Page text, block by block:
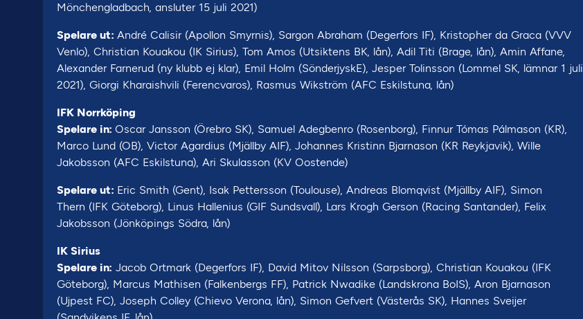
Mönchengladbach, ansluter 15 juli 2021)
Spelare ut: André Calisir (Apollon Smyrnis), Sargon Abraham (Degerfors IF), Kristopher da Graca (VVV
Venlo), Christian Kouakou (IK Sirius), Tom Amos (Utsiktens BK, lån), Adil Titi (Brage, lån), Amin Affane,
Alexander Farnerud (ny klubb ej klar), Emil Holm (SönderjyskE), Jesper Tolinsson (Lommel SK, lämnar 1 juli
2021), Giorgi Kharaishvili (Ferencvaros), Rasmus Wikström (AFC Eskilstuna, lån)
IFK Norrköping
Spelare in: Oscar Jansson (Örebro SK), Samuel Adegbenro (Rosenborg), Finnur Tómas Pálmason (KR),
Marco Lund (OB), Victor Agardius (Mjällby AIF), Johannes Kristinn Bjarnason (KR Reykjavik), Wille
Jakobsson (AFC Eskilstuna), Ari Skulasson (KV Oostende)
Spelare ut: Eric Smith (Gent), Isak Pettersson (Toulouse), Andreas Blomqvist (Mjällby AIF), Simon
Thern (IFK Göteborg), Linus Hallenius (GIF Sundsvall), Lars Krogh Gerson (Racing Santander), Felix
Jakobsson (Jönköpings Södra, lån)
IK Sirius
Spelare in: Jacob Ortmark (Degerfors IF), David Mitov Nilsson (Sarpsborg), Christian Kouakou (IFK
Göteborg), Marcus Mathisen (Falkenbergs FF), Patrick Nwadike (Landskrona BoIS), Aron Bjarnason
(Ujpest FC), Joseph Colley (Chievo Verona, lån), Simon Gefvert (Västerås SK), Hannes Sveijer